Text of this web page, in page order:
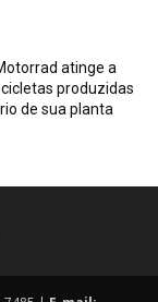
atinge a
produzidas
de sua planta